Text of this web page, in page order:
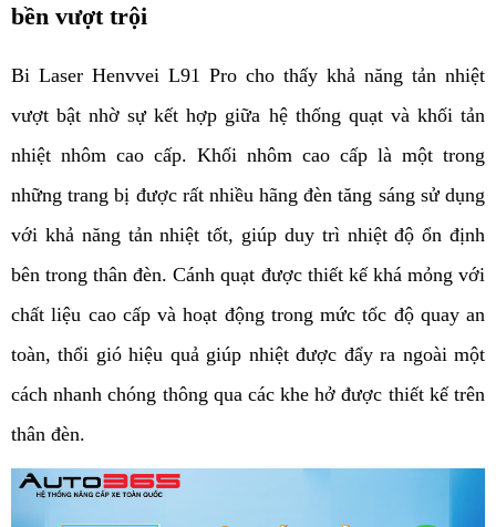
bền vượt trội
Bi Laser Henvvei L91 Pro cho thấy khả năng tản nhiệt
vượt bật nhờ sự kết hợp giữa hệ thống quạt và khối tản
nhiệt nhôm cao cấp. Khối nhôm cao cấp là một trong
những trang bị được rất nhiều hãng đèn tăng sáng sử dụng
với khả năng tản nhiệt tốt, giúp duy trì nhiệt độ ổn định
bên trong thân đèn. Cánh quạt được thiết kế khá mỏng với
chất liệu cao cấp và hoạt động trong mức tốc độ quay an
toàn, thổi gió hiệu quả giúp nhiệt được đẩy ra ngoài một
cách nhanh chóng thông qua các khe hở được thiết kế trên
thân đèn.